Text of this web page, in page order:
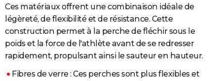
Ces matériaux offrent une combinaison idéale de
légèreté, de flexibilité et de résistance. Cette
construction permet à la perche de fléchir sous le
poids et la force de l'athlète avant de se redresser
rapidement, propulsant ainsi le sauteur en hauteur.
Fibres de verre : Ces perches sont plus flexibles et